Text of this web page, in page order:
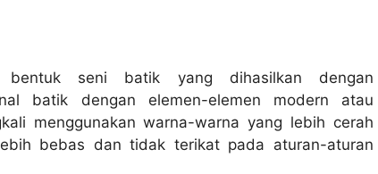
bentuk seni batik yang dihasilkan dengan
batik dengan elemen-elemen modern atau
menggunakan warna-warna yang lebih cerah
bebas dan tidak terikat pada aturan-aturan